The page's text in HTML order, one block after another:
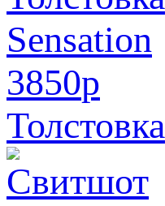
3850p
Толстовка